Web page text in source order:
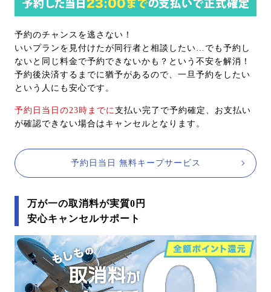
予約のチャンスを逃さない！
いいプランを見付けたが同行者と相談したい…でも予約し
ないと同じ料金で予約できないかも？という不安を解消！
予約後決済するまでに猶予があるので、一旦予約をしたい
という人にも安心です。
予約日当日の23時までに 支払い完了で予約確定、お支払い
が確認できない場合はキャンセルとなります。
予約日当日 無料キープサービス
万が一の取消料が実質0円
安心キャンセルサポート